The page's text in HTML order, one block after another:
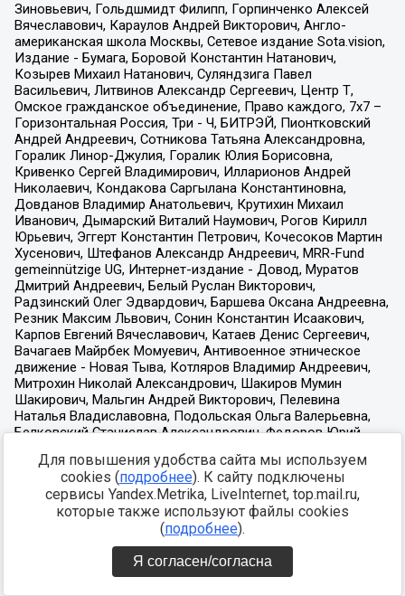
Для повышения удобства сайта мы используем
cookies (подробнее). К сайту подключены
сервисы Yandex.Metrika, LiveInternet, top.mail.ru,
которые также используют файлы cookies
(подробнее).
Я согласен/согласна